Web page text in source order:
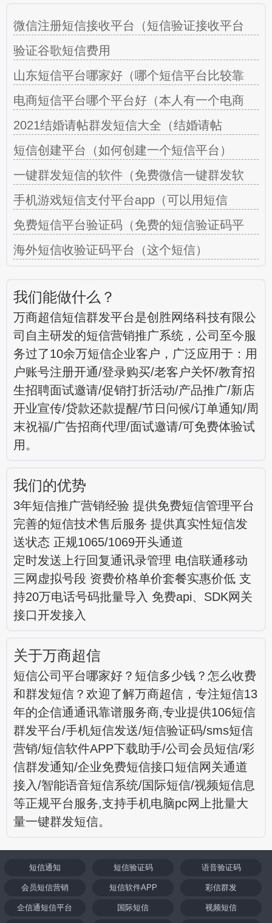
微信注册短信接收平台（短信验证接收平台
验证谷歌短信费用
山东短信平台哪家好（哪个短信平台比较靠
电商短信平台哪个平台好（本人有一个电商
2021结婚请帖群发短信大全（结婚请帖
短信创建平台（如何创建一个短信平台）
一键群发短信的软件（免费微信一键群发软
手机游戏短信支付平台app（可以用短信
免费短信平台验证码（免费的短信验证码平
海外短信收验证码平台（这个短信）
我们能做什么？
万商超信短信群发平台是创胜网络科技有限公
司自主研发的短信营销推广系统，公司至今服
务过了10余万短信企业客户，广泛应用于：用
户账号注册开通/登录购买/老客户关怀/教育招
生招聘面试邀请/促销打折活动/产品推广/新店
开业宣传/贷款还款提醒/节日问候/订单通知/周
末祝福/广告招商代理/面试邀请/可免费体验试
用。
我们的优势
3年短信推广营销经验 提供免费短信管理平台
完善的短信技术售后服务 提供真实性短信发
送状态 正规1065/1069开头通道
定时发送上行回复通讯录管理 电信联通移动
三网虚拟号段 资费价格单价套餐实惠价低 支
持20万电话号码批量导入 免费api、SDK网关
接口开发接入
关于万商超信
短信公司平台哪家好？短信多少钱？怎么收费
和群发短信？欢迎了解万商超信，专注短信13
年的企信通通讯靠谱服务商,专业提供106短信
群发平台/手机短信发送/短信验证码/sms短信
营销/短信软件APP下载助手/公司会员短信/彩
信群发通知/企业免费短信接口短信网关通道
接入/智能语音短信系统/国际短信/视频短信息
等正规平台服务,支持手机电脑pc网上批量大
量一键群发短信。
短信通知 短信验证码 语音验证码
会员短信营销 短信软件APP 彩信群发
企信通短信平台 国际短信 视频短信